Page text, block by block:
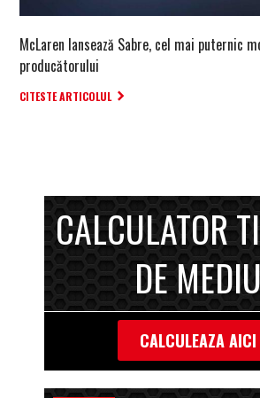
McLaren lansează Sabre, cel mai puternic
producătorului
CITESTE ARTICOLUL
CALCULATOR
DE
CALCULEAZA AICI